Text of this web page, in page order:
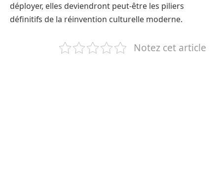
déployer, elles deviendront peut-être les piliers
définitifs de la réinvention culturelle moderne.
Notez cet article